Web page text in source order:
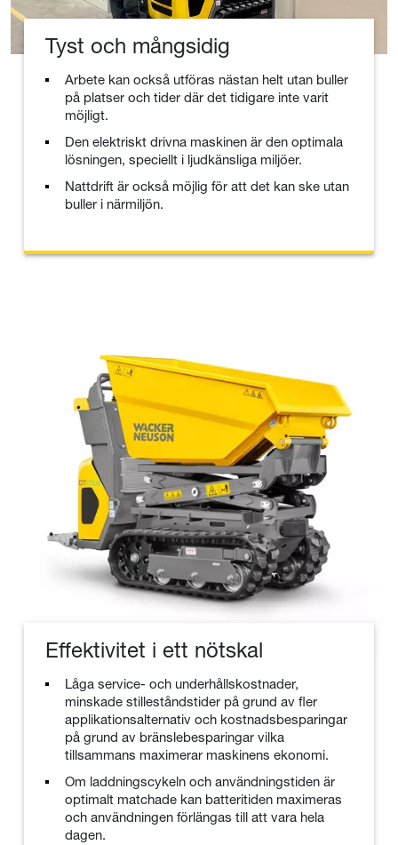
Tyst och mångsidig
Arbete kan också utföras nästan helt utan buller
på platser och tider där det tidigare inte varit
möjligt.
Den elektriskt drivna maskinen är den optimala
lösningen, speciellt i ljudkänsliga miljöer.
Nattdrift är också möjlig för att det kan ske utan
buller i närmiljön.
Effektivitet i ett nötskal
Låga service- och underhållskostnader,
minskade stilleståndstider på grund av fler
applikationsalternativ och kostnadsbesparingar
på grund av bränslebesparingar vilka
tillsammans maximerar maskinens ekonomi.
Om laddningscykeln och användningstiden är
optimalt matchade kan batteritiden maximeras
och användningen förlängas till att vara hela
dagen.